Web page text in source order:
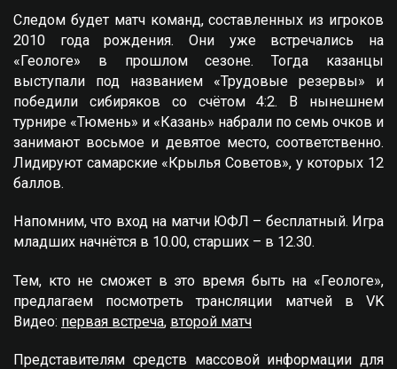
Следом будет матч команд, составленных из игроков
2010 года рождения. Они уже встречались на
«Геологе» в прошлом сезоне. Тогда казанцы
выступали под названием «Трудовые резервы» и
победили сибиряков со счётом 4:2. В нынешнем
турнире «Тюмень» и «Казань» набрали по семь очков и
занимают восьмое и девятое место, соответственно.
Лидируют самарские «Крылья Советов», у которых 12
баллов.
Напомним, что вход на матчи ЮФЛ – бесплатный. Игра
младших начнётся в 10.00, старших – в 12.30.
Тем, кто не сможет в это время быть на «Геологе»,
предлагаем посмотреть трансляции матчей в VK
Видео: первая встреча, второй матч
Представителям средств массовой информации для